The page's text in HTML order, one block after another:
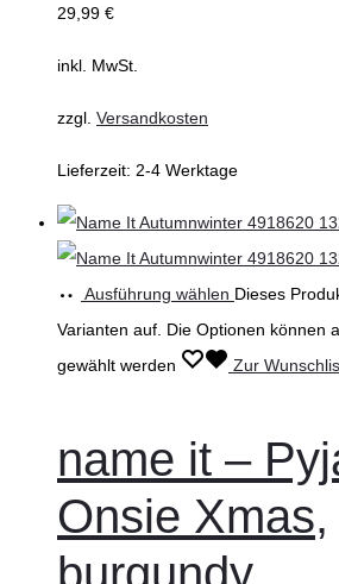
29,99 €
inkl. MwSt.
zzgl. Versandkosten
Lieferzeit: 2-4 Werktage
Ausführung wählen Dieses
Varianten auf. Die Optionen können
gewählt werden
Zur
name it –
Onsie Xmas,